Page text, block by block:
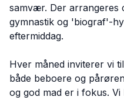
samvær. Der arrangeres
gymnastik og 'biograf'-
eftermiddag.
Hver måned inviterer vi
både beboere og
og god mad er i fokus.